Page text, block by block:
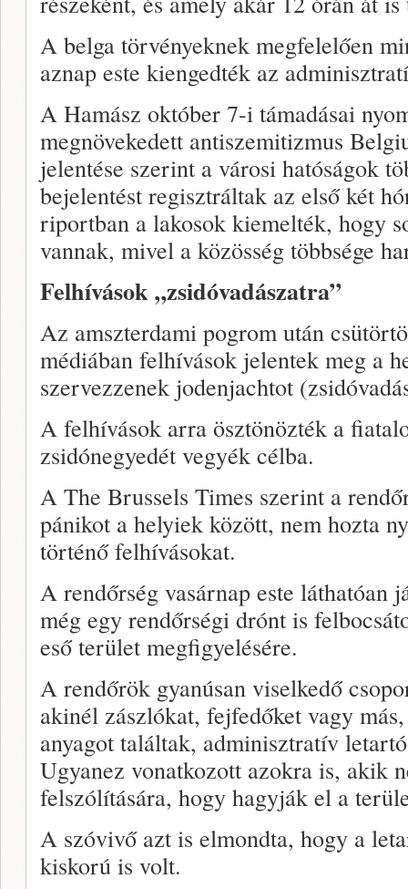
A belga törvényeknek megfelelően
aznap este kiengedték az
A Hamász október 7-i támadásai
megnövekedett antiszemitizmus
jelentése szerint a városi hatóságok
bejelentést regisztráltak az első két
riportban a lakosok kiemelték, hogy
vannak, mivel a közösség többsége
Felhívások „zsidóvadászatra”
Az amszterdami pogrom után
médiában felhívások jelentek meg a
szervezzenek jodenjachtot
A felhívások arra ösztönözték a
zsidónegyedét vegyék célba.
A The Brussels Times szerint a
pánikot a helyiek között, nem hozta
történő felhívásokat.
A rendőrség vasárnap este láthatóan
még egy rendőrségi drónt is
eső terület megfigyelésére.
A rendőrök gyanúsan viselkedő
akinél zászlókat, fejfedőket vagy
anyagot találtak, adminisztratív
Ugyanez vonatkozott azokra is, akik
felszólítására, hogy hagyják el a
A szóvivő azt is elmondta, hogy a
kiskorú is volt.